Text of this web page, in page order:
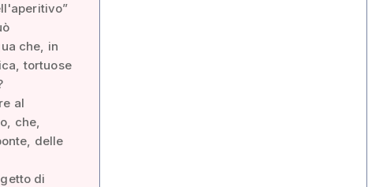
che, in
tortuose
al
che,
delle
di